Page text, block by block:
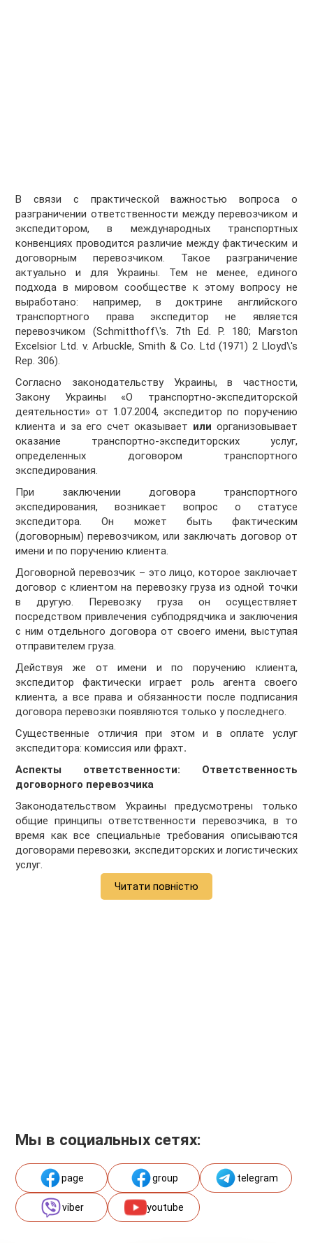
В связи с практической важностью вопроса о
разграничении ответственности между перевозчиком и
экспедитором, в международных транспортных
конвенциях проводится различие между фактическим и
договорным перевозчиком. Такое разграничение
актуально и для Украины. Тем не менее, единого
подхода в мировом сообществе к этому вопросу не
выработано: например, в доктрине английского
транспортного права экспедитор не является
перевозчиком (Schmitthoff\'s. 7th Ed. P. 180; Marston
Excelsior Ltd. v. Arbuckle, Smith & Co. Ltd (1971) 2 Lloyd\'s
Rep. 306).
Согласно законодательству Украины, в частности,
Закону Украины «О транспортно-экспедиторской
деятельности» от 1.07.2004, экспедитор по поручению
клиента и за его счет оказывает или организовывает
оказание транспортно-экспедиторских услуг,
определенных договором транспортного
экспедирования.
При заключении договора транспортного
экспедирования, возникает вопрос о статусе
экспедитора. Он может быть фактическим
(договорным) перевозчиком, или заключать договор от
имени и по поручению клиента.
Договорной перевозчик – это лицо, которое заключает
договор с клиентом на перевозку груза из одной точки
в другую. Перевозку груза он осуществляет
посредством привлечения субподрядчика и заключения
с ним отдельного договора от своего имени, выступая
отправителем груза.
Действуя же от имени и по поручению клиента,
экспедитор фактически играет роль агента своего
клиента, а все права и обязанности после подписания
договора перевозки появляются только у последнего.
Существенные отличия при этом и в оплате услуг
экспедитора: комиссия или фрахт.
Аспекты ответственности: Ответственность
договорного перевозчика
Законодательством Украины предусмотрены только
общие принципы ответственности перевозчика, в то
время как все специальные требования описываются
договорами перевозки, экспедиторских и логистических
услуг.
Читати повністю
Мы в социальных сетях:
page group telegram
viber youtube